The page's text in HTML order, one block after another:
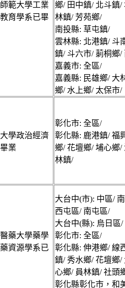
範大學工業
育學系已畢
鄉/ 田中鎮/ 北斗鎮/
林鎮/ 芳苑鄉/
南投縣: 草屯鎮/
雲林縣: 北港鎮/ 斗
鎮/ 斗六市/ 莿桐鄉/
嘉義市: 全區/
嘉義縣: 民雄鄉/ 大
鄉/ 水上鄉/ 太保市/
學政治經濟
業
彰化市: 全區/
彰化縣: 鹿港鎮/ 福
鄉/ 花壇鄉/ 埔心鄉/
林鎮/
藥大學藥學
資源學系已
大台中(市): 中區/
西屯區/ 南屯區/
大台中(縣): 烏日區
彰化市: 全區/
彰化縣: 伸港鄉/ 線
鎮/ 秀水鄉/ 花壇鄉/
心鄉/ 員林鎮/ 社頭
彰化縣彰化市，和